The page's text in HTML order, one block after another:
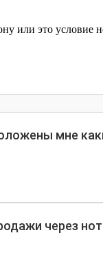
или это
мне
через